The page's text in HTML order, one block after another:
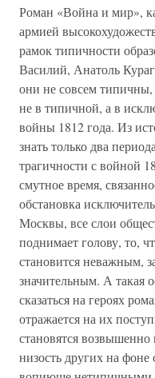
Роман «Война и мир»,
армией
рамок типичности
Василий, Анатоль
они не совсем
не в типичной, а в
войны 1812 года. Из
знать только два
трагичности с войной
смутное время,
обстановка
Москвы, все слои
поднимает голову, то,
становится неважным,
значительным. А такая
сказаться на героях
отражается на их
становятся
низость других на